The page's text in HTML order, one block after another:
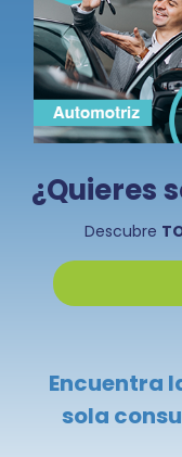
¿Quieres
Descubre
Encuentra
sola